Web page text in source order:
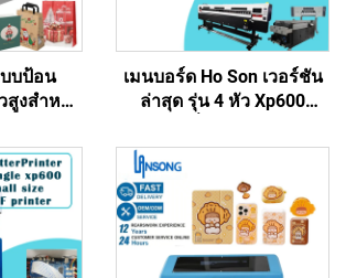
บป้อน
งสำหรับ
ง กล่อง
าฟท์
เมนบอร์ด Ho Son เวอร์ชัน
ล่าสุด รุ่น 4 หัว Xp600
ใหญ่ Lansong รองรับหมึก
Eco Solvent และหมึก UV